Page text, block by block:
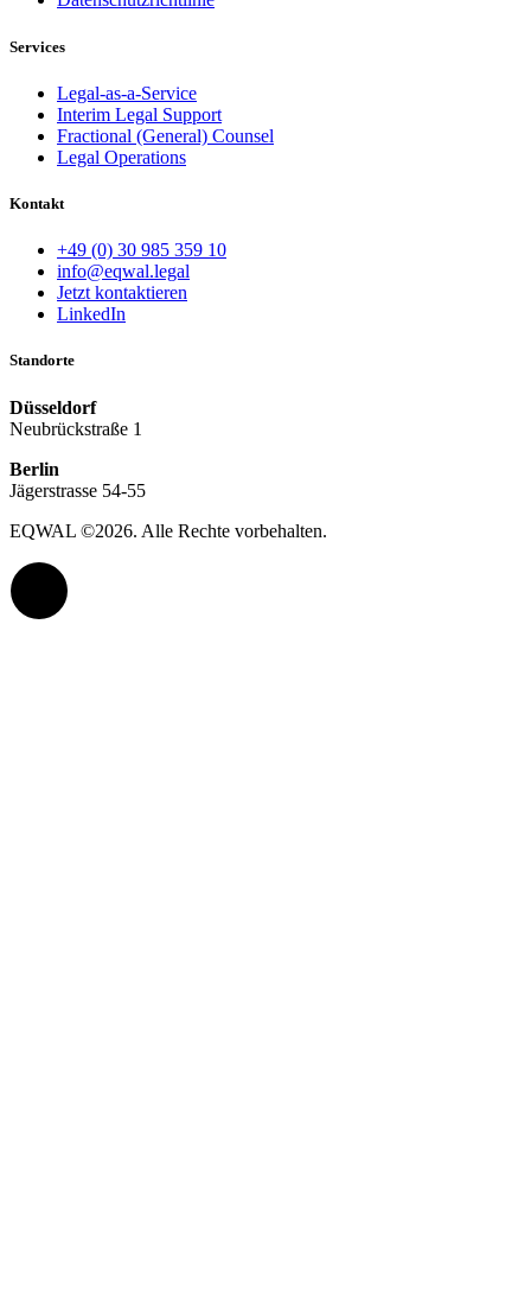
Services
Legal-as-a-Service
Interim Legal Support
Fractional (General) Counsel
Legal Operations
Kontakt
+49 (0) 30 985 359 10
info@eqwal.legal
Jetzt kontaktieren
LinkedIn
Standorte
Düsseldorf
Neubrückstraße 1
Berlin
Jägerstrasse 54-55
EQWAL ©2026. Alle Rechte vorbehalten.